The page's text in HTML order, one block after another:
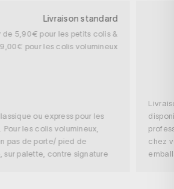
Livraison standard
de 5,90€ pour les petits colis &
pour les colis volumineux
ou express pour les
Pour les colis volumineux,
pas de porte/ pied de
sur palette, contre signature
chez